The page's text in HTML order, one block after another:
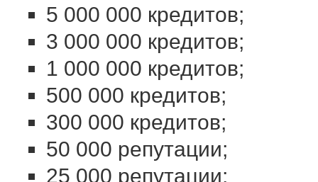
5 000 000 кредитов;
3 000 000 кредитов;
1 000 000 кредитов;
500 000 кредитов;
300 000 кредитов;
50 000 репутации;
25 000 репутации;